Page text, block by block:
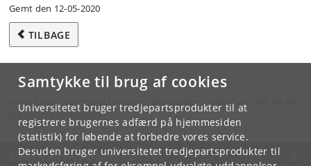
Samtykke til brug af cookies
Universitetet bruger tredjepartsprodukter til at
registrere brugernes adfærd på hjemmesiden
(statistik) for løbende at forbedre vores service.
Desuden bruger universitetet tredjepartsprodukter til
Gemt den 12-05-2020
TILBAGE
Hvis du har spørgsmål til kurset, skal du henvende dig til din lokale
studieadministration.
KØBENHAVNS UNIVERSITET